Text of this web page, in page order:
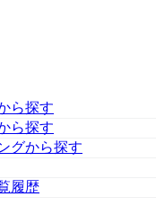
ら探す
ら探す
グから探す
履歴